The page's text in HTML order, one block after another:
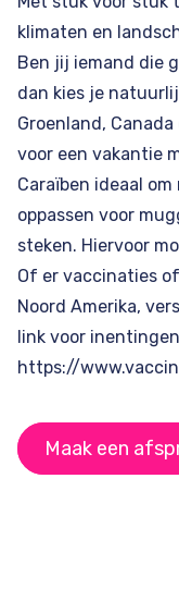
klimaten en
Ben jij iemand die
dan kies je
Groenland, Canada
voor een vakantie
Caraïben ideaal
oppassen voor
steken. Hiervoor
Of er vaccinaties
Noord Amerika,
link voor
https://
Maak een